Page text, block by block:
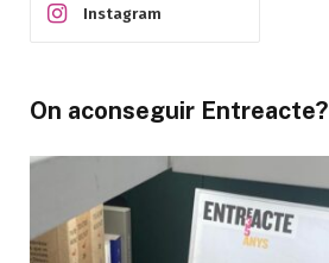
Instagram
On aconseguir Entreacte?